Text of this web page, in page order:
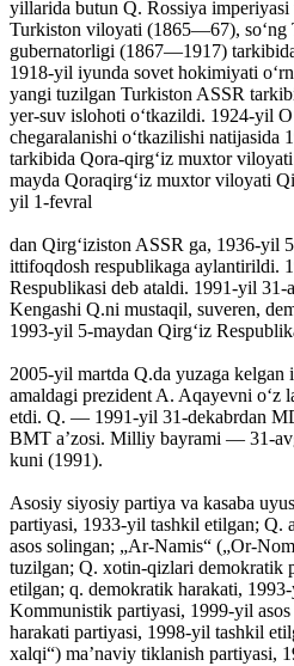
yillarida butun Q. Rossiya
Turkiston viloyati (1865—67), soʻng
gubernatorligi (1867—1917)
1918-yil iyunda sovet hokimiyati
yangi tuzilgan Turkiston ASSR
yer-suv islohoti oʻtkazildi. 1924-yil
chegaralanishi oʻtkazilishi natijasida
tarkibida Qora-qirgʻiz muxtor
mayda Qoraqirgʻiz muxtor viloyati
yil 1-fevral
dan Qirgʻiziston ASSR ga, 1936-yil
ittifoqdosh respublikaga aylantirildi.
Respublikasi deb ataldi. 1991-yil
Kengashi Q.ni mustaqil, suveren,
1993-yil 5-maydan Qirgʻiz
2005-yil martda Q.da yuzaga
amaldagi prezident A. Aqayevni oʻz
etdi. Q. — 1991-yil 31-dekabrdan
BMT aʼzosi. Milliy bayrami — 31-
kuni (1991).
Asosiy siyosiy partiya va kasaba
partiyasi, 1933-yil tashkil etilgan; Q.
asos solingan; „Ar-Namis“ („Or-
tuzilgan; Q. xotin-qizlari demokratik
etilgan; q. demokratik harakati,
Kommunistik partiyasi, 1999-yil
harakati partiyasi, 1998-yil tashkil
xalqi“) maʼnaviy tiklanish partiyasi,